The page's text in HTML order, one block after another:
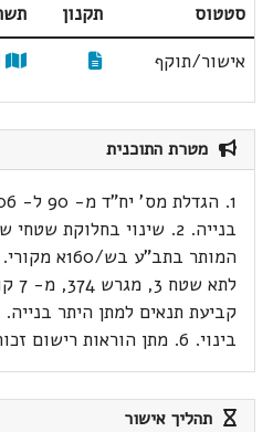
סטטוס תקנון
אישור/תוקף
מטרת התוכנית
בנייה. 2. שינוי בחלוקת
בינוי. 6. מתן הוראות רישום זכות מעבר להולכי רגל ורכב.
תהליך אישור